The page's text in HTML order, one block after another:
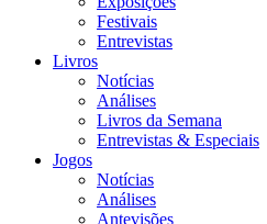
Festivais
Entrevistas
Livros
Notícias
Análises
Livros da Semana
Entrevistas & Especiais
Jogos
Notícias
Análises
Antevisões